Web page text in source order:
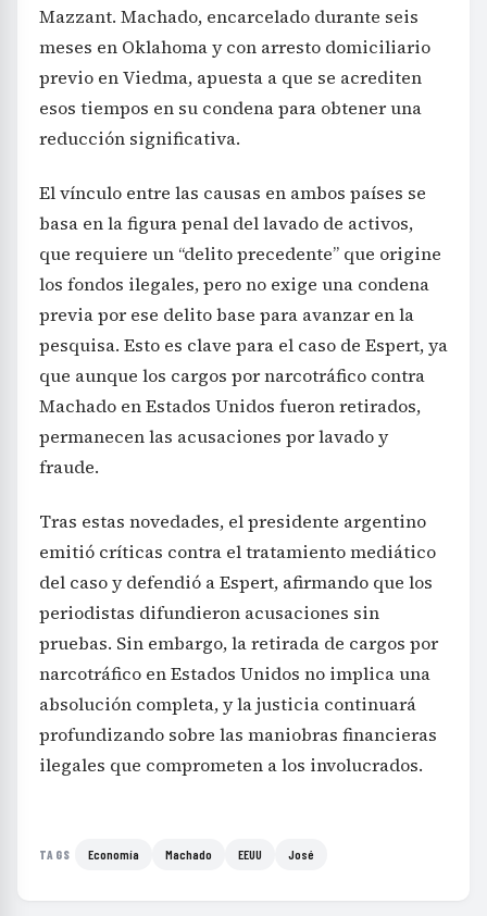
Mazzant. Machado, encarcelado durante seis
meses en Oklahoma y con arresto domiciliario
previo en Viedma, apuesta a que se acrediten
esos tiempos en su condena para obtener una
reducción significativa.
El vínculo entre las causas en ambos países se
basa en la figura penal del lavado de activos,
que requiere un “delito precedente” que origine
los fondos ilegales, pero no exige una condena
previa por ese delito base para avanzar en la
pesquisa. Esto es clave para el caso de Espert, ya
que aunque los cargos por narcotráfico contra
Machado en Estados Unidos fueron retirados,
permanecen las acusaciones por lavado y
fraude.
Tras estas novedades, el presidente argentino
emitió críticas contra el tratamiento mediático
del caso y defendió a Espert, afirmando que los
periodistas difundieron acusaciones sin
pruebas. Sin embargo, la retirada de cargos por
narcotráfico en Estados Unidos no implica una
absolución completa, y la justicia continuará
profundizando sobre las maniobras financieras
ilegales que comprometen a los involucrados.
TAGS Economía Machado EEUU José